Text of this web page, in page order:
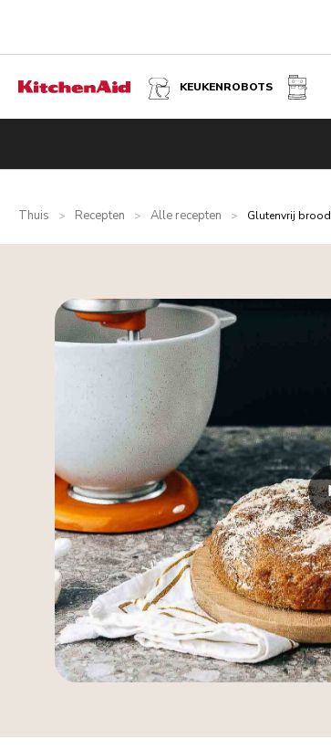
KEUKENROBOTS
Thuis > Recepten > Alle recepten > Glutenvrij brood